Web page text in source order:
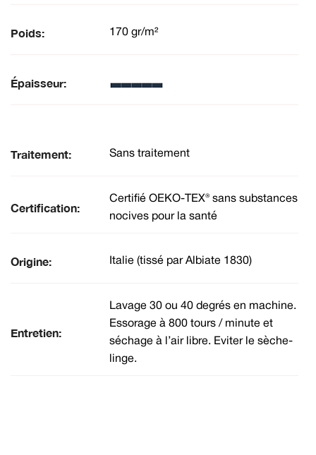
Poids: 170 gr/m²
Épaisseur:
Traitement: Sans traitement
Certification:
Certifié OEKO-TEX® sans substances
nocives pour la santé
Origine: Italie (tissé par Albiate 1830)
Entretien:
Lavage 30 ou 40 degrés en machine.
Essorage à 800 tours / minute et
séchage à l’air libre. Eviter le sèche-
linge.